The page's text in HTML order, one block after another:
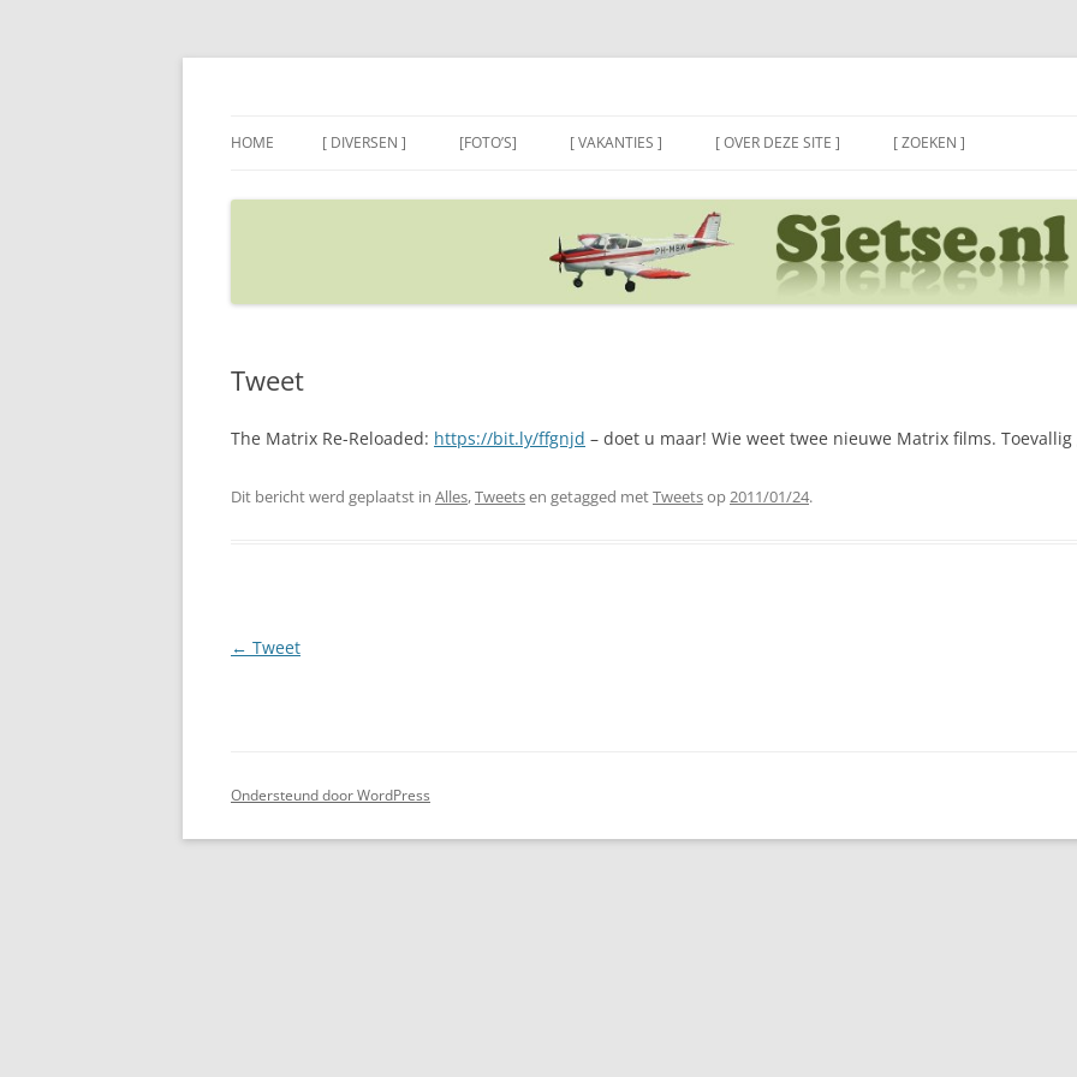
Ga
HOME [ DIVERSEN ] [FOTO’S] [ VAKANTIES ] [ OVER DEZE SITE ] [ ZOEKEN ]
Tweet
The Matrix Re-Reloaded: https://bit.ly/ffgnjd – doet u maar! Wie weet twee nieuwe Matrix films.
Dit bericht werd geplaatst in Alles,Tweetsen getagged metTweetsop2011/01/24.
Berichtnavigatie
← Tweet
Ondersteund door WordPress